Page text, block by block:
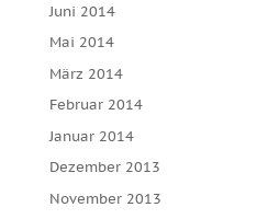
Juni 2014
Mai 2014
März 2014
Februar 2014
Januar 2014
Dezember 2013
November 2013